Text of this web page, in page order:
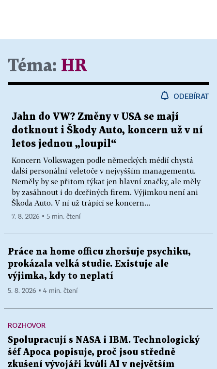
Téma: HR
ODEBÍRAT
Jahn do VW? Změny v USA se mají
dotknout i Škody Auto, koncern už v ní
letos jednou „loupil“
Koncern Volkswagen podle německých médií chystá
další personální veletoče v nejvyšším managementu.
Neměly by se přitom týkat jen hlavní značky, ale měly
by zasáhnout i do dceřiných firem. Výjimkou není ani
Škoda Auto. V ní už trápící se koncern...
7. 8. 2026 ▪ 5 min. čtení
Práce na home officu zhoršuje psychiku,
prokázala velká studie. Existuje ale
výjimka, kdy to neplatí
5. 8. 2026 ▪ 4 min. čtení
ROZHOVOR
Spolupracují s NASA i IBM. Technologický
šéf Apoca popisuje, proč jsou středně
zkušení vývojáři kvůli AI v největším